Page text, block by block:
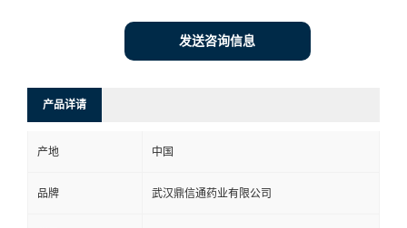
发送咨询信息
产品详请
产地 中国
品牌 武汉鼎信通药业有限公司